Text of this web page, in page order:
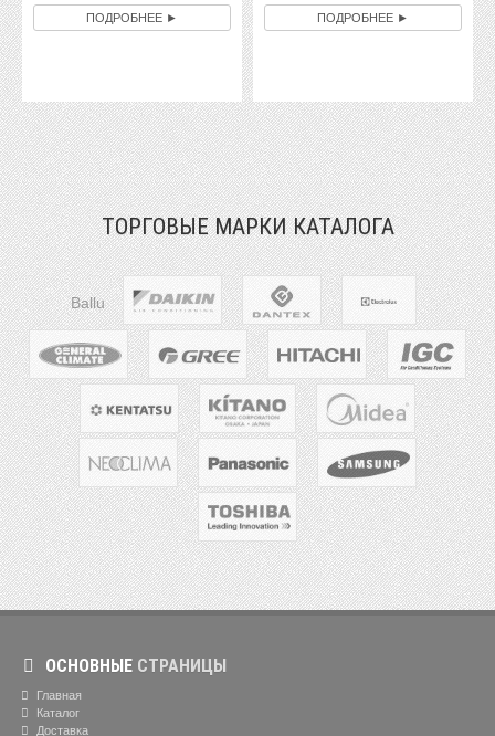
ПОДРОБНЕЕ ► ПОДРОБНЕЕ ►
ТОРГОВЫЕ МАРКИ КАТАЛОГА
Ballu
ОСНОВНЫЕ СТРАНИЦЫ
Главная
Каталог
Доставка